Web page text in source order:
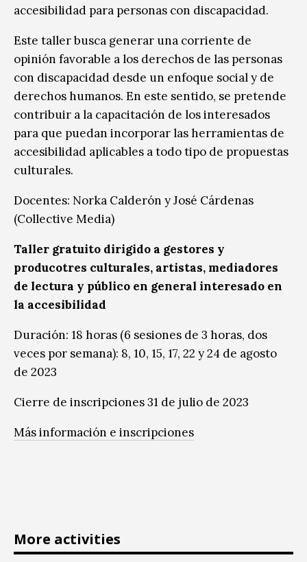
accesibilidad para personas con discapacidad.
Este taller busca generar una corriente de
opinión favorable a los derechos de las personas
con discapacidad desde un enfoque social y de
derechos humanos. En este sentido, se pretende
contribuir a la capacitación de los interesados
para que puedan incorporar las herramientas de
accesibilidad aplicables a todo tipo de propuestas
culturales.
Docentes: Norka Calderón y José Cárdenas
(Collective Media)
Taller gratuito dirigido a gestores y
producotres culturales, artistas, mediadores
de lectura y público en general interesado en
la accesibilidad
Duración: 18 horas (6 sesiones de 3 horas, dos
veces por semana): 8, 10, 15, 17, 22 y 24 de agosto
de 2023
Cierre de inscripciones 31 de julio de 2023
Más información e inscripciones
More activities